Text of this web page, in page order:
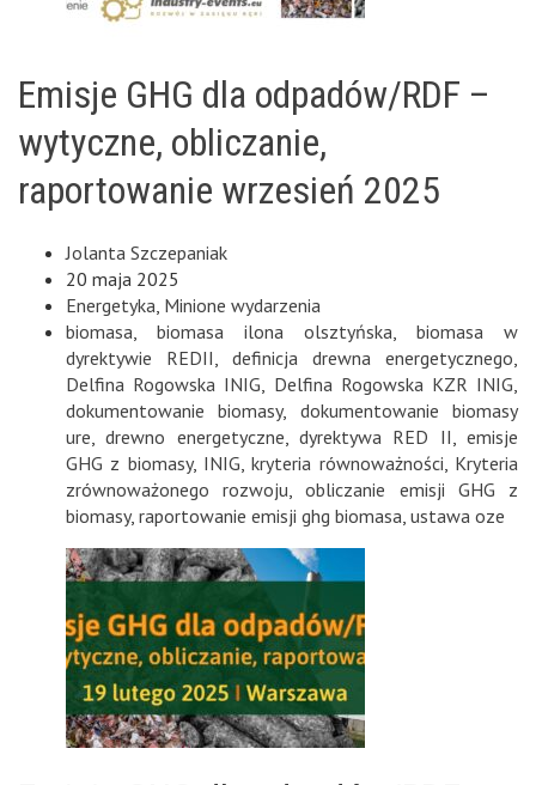
Emisje GHG dla odpadów/RDF –
wytyczne, obliczanie,
raportowanie wrzesień 2025
Jolanta Szczepaniak
20 maja 2025
Energetyka, Minione wydarzenia
biomasa, biomasa ilona olsztyńska, biomasa w
dyrektywie REDII, definicja drewna energetycznego,
Delfina Rogowska INIG, Delfina Rogowska KZR INIG,
dokumentowanie biomasy, dokumentowanie biomasy
ure,drewno energetyczne,dyrektywa RED II,emisje
GHG z biomasy, INIG,kryteria równoważności, Kryteria
zrównoważonego rozwoju,obliczanie emisji GHG z
biomasy, raportowanie emisji ghg biomasa, ustawa oze